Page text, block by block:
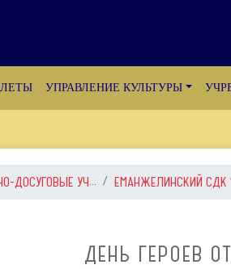
УПРАВЛЕНИЕ КУЛЬТУРЫ
ДОСУГОВЫЕ УЧ... ЕМАНЖЕЛИНСКИЙ СДК
ДЕНЬ ГЕРОЕВ